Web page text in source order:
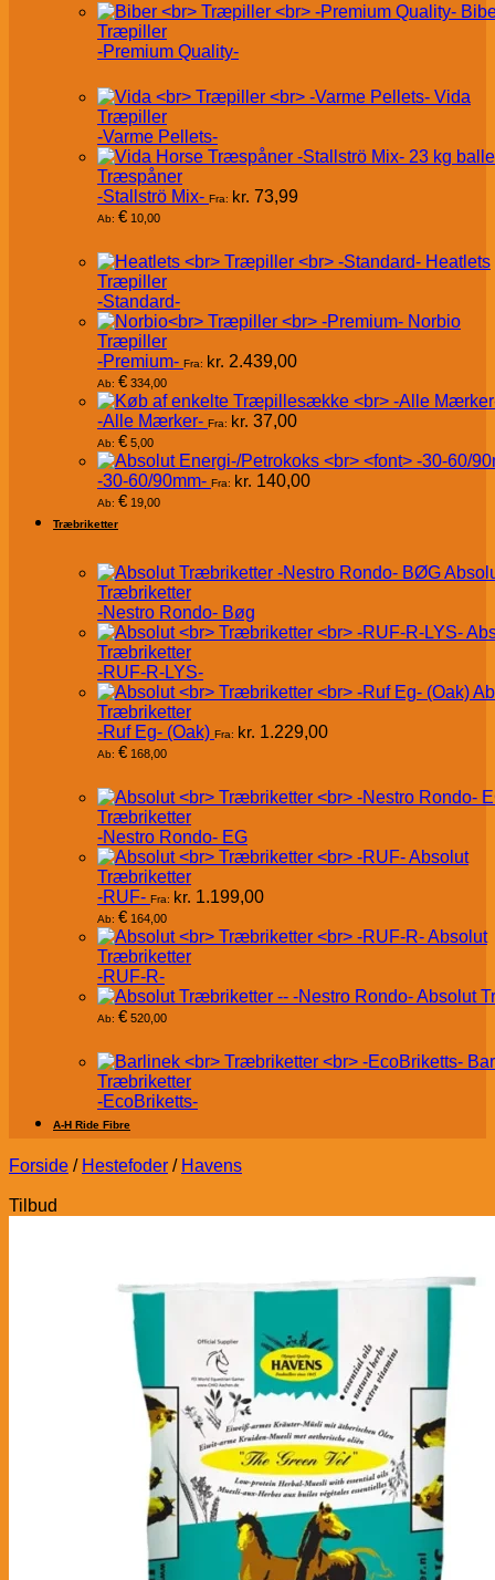
Træpiller
-Premium Quality-
Vida
Træpiller
-Varme Pellets-
Træspåner
-Stallströ Mix- Fra: kr. 73,99
Ab: € 10,00
Heatlets
Træpiller
-Standard-
Norbio
Træpiller
-Premium- Fra: kr. 2.439,00
Ab: € 334,00
-Alle Mærker- Fra: kr. 37,00
Ab: € 5,00
-30-60/90mm- Fra: kr. 140,00
Ab: € 19,00
Træbriketter
Træbriketter
-Nestro Rondo- Bøg
Træbriketter
-RUF-R-LYS-
Træbriketter
-Ruf Eg- (Oak) Fra: kr. 1.229,00
Ab: € 168,00
Træbriketter
-Nestro Rondo- EG
Absolut
Træbriketter
-RUF- Fra: kr. 1.199,00
Ab: € 164,00
Absolut
Træbriketter
-RUF-R-
Absolut
Ab: € 520,00
Træbriketter
-EcoBriketts-
A-H Ride Fibre
Forside / Hestefoder / Havens
Tilbud